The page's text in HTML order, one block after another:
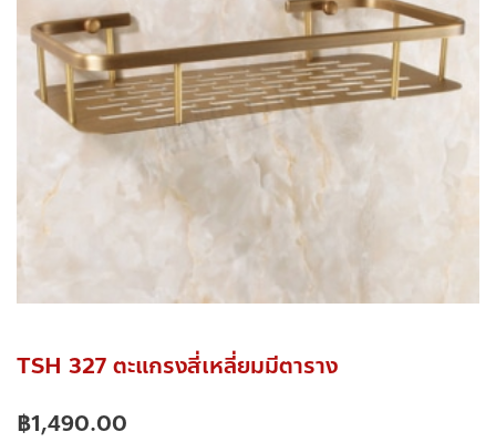
TSH 327 ตะแกรงสี่เหลี่ยมมีตาราง
฿1,490.00